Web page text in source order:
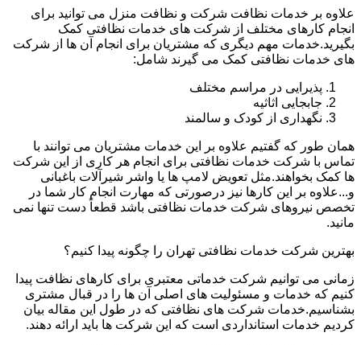
علاوه بر خدمات نظافت شرکت و نظافت منزل می توانید برای
انجام کارهای مختلف از شرکت های خدمات نظافتی کمک
بگیرید.خدمات مهم دیگری که مشتریان برای انجام آن ها از شرکت
های خدمات نظافتی کمک می گیرند شامل:
پذیرایی در مراسم مختلف
جابجایی اثاثیه
نگهداری از کودک و سالمند
همان طور که گفتیم علاوه بر این خدمات مشتریان می توانند با
تماس با شرکت خدمات نظافتی برای انجام هر کاری از این شرکت
ها کمک بخواهند.مثل تعویض لامپ ها یا واشر شیرآلات باغبانی
و...علاوه بر این کارها نیز درصورتی که مهارت انجام کار شما در
تخصص نیروهای شرکت خدمات نظافتی باشد قطعاً دست تنها نمی
مانید.
بهترین شرکت خدمات نظافتی تهران را چگونه پیدا کنیم؟
زمانی می توانیم شرکت خدماتی معتبری برای کارهای نظافت پیدا
کنیم که خدمات و مسئولیت های اصلی آن ها را در قبال مشتری
بشناسیم.خدمات شرکت های نظافتی که در طول این مقاله بیان
کردیم خدمات استانداردی است که این شرکت ها باید ارائه دهند.